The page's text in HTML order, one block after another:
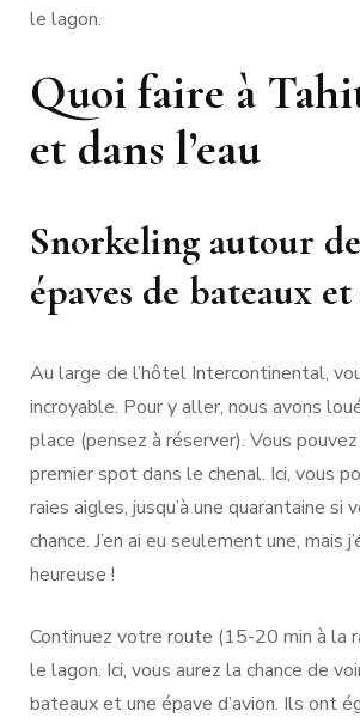
le lagon.
Quoi faire à
et dans l’eau
Snorkeling autour
épaves de bateaux
Au large de l’hôtel Intercontinental,
incroyable. Pour y aller, nous avons
place (pensez à réserver). Vous
premier spot dans le chenal. Ici, vous
raies aigles, jusqu’à une quarantaine si
chance. J’en ai eu seulement une, mais
heureuse !
Continuez votre route (15-20 min à la
le lagon. Ici, vous aurez la chance de
bateaux et une épave d’avion. Ils ont